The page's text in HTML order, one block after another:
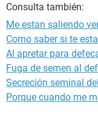
Consulta también:
Me estan saliendo
Como saber si te
Al apretar para
Fuga de semen al
Secreción seminal
Porque cuando me